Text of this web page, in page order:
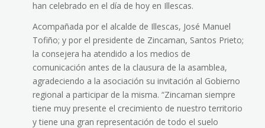
han celebrado en el día de hoy en Illescas.
Acompañada por el alcalde de Illescas, José Manuel
Tofiño; y por el presidente de Zincaman, Santos Prieto;
la consejera ha atendido a los medios de
comunicación antes de la clausura de la asamblea,
agradeciendo a la asociación su invitación al Gobierno
regional a participar de la misma. “Zincaman siempre
tiene muy presente el crecimiento de nuestro territorio
y tiene una gran representación de todo el suelo